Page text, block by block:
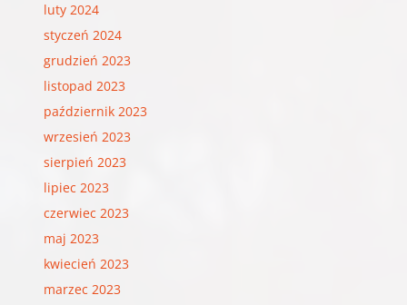
luty 2024
styczeń 2024
grudzień 2023
listopad 2023
październik 2023
wrzesień 2023
sierpień 2023
lipiec 2023
czerwiec 2023
maj 2023
kwiecień 2023
marzec 2023